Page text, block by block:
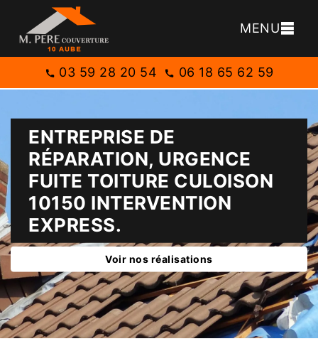
MENU
03 59 28 20 54 06 18 65 62 59
ENTREPRISE DE
RÉPARATION, URGENCE
FUITE TOITURE CULOISON
10150 INTERVENTION
EXPRESS.
Voir nos réalisations